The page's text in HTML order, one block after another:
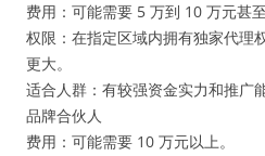
费用：可能需要 5 万到 10 万元甚至
权限：在指定区域内拥有独家代理
更大。
适合人群：有较强资金实力和推广
品牌合伙人
费用：可能需要 10 万元以上。